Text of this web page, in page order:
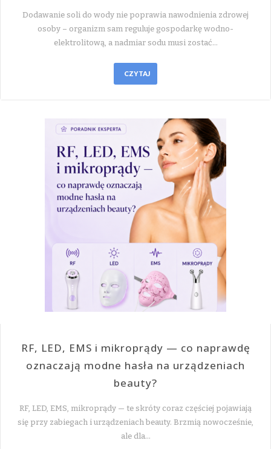
Dodawanie soli do wody nie poprawia nawodnienia zdrowej
osoby – organizm sam reguluje gospodarkę wodno-
elektrolitową, a nadmiar sodu musi zostać…
CZYTAJ
RF, LED, EMS i mikroprądy — co naprawdę
oznaczają modne hasła na urządzeniach
beauty?
RF, LED, EMS, mikroprądy — te skróty coraz częściej pojawiają
się przy zabiegach i urządzeniach beauty. Brzmią nowocześnie,
ale dla…